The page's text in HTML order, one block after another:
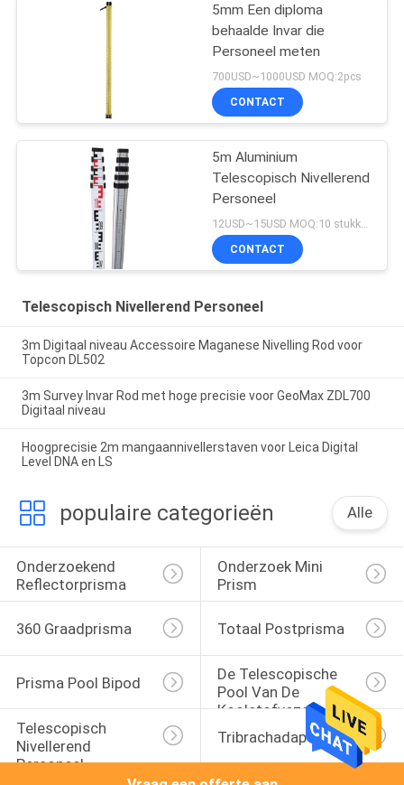
5mm Een diploma
behaalde Invar die
Personeel meten
700USD~1000USD MOQ:2pcs
CONTACT
5m Aluminium
Telescopisch Nivellerend
Personeel
CONTACT
Telescopisch Nivellerend Personeel
3m Digitaal niveau Accessoire Maganese Nivelling Rod voor
Topcon DL502
3m Survey Invar Rod met hoge precisie voor GeoMax ZDL700
Digitaal niveau
Hoogprecisie 2m mangaannivellerstaven voor Leica Digital
Level DNA en LS
populaire categorieën Alle
Onderzoekend
Reflectorprisma
Onderzoek Mini
Prism
360 Graadprisma Totaal Postprisma
Prisma Pool Bipod
De Telescopische
Pool Van De
Koolstofvezel
Telescopisch
Nivellerend
Personeel
Tribrachadapter